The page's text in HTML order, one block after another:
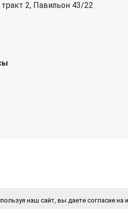
2, Павильон 43/22
наш сайт, вы даете согласие на